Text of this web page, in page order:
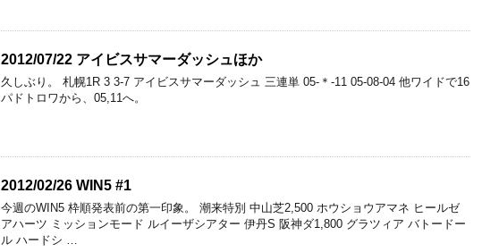
2012/07/22 アイビスサマーダッシュほか
久しぶり。 札幌1R 3 3-7 アイビスサマーダッシュ 三連単 05-＊-11 05-08-04 他ワイドで16
パドトロワから、05,11へ。
2012/02/26 WIN5 #1
今週のWIN5 枠順発表前の第一印象。 潮来特別 中山芝2,500 ホウショウアマネ ヒールゼ
アハーツ ミッションモード ルイーザシアター 伊丹S 阪神ダ1,800 グラツィア バトードー
ル ハードシ …